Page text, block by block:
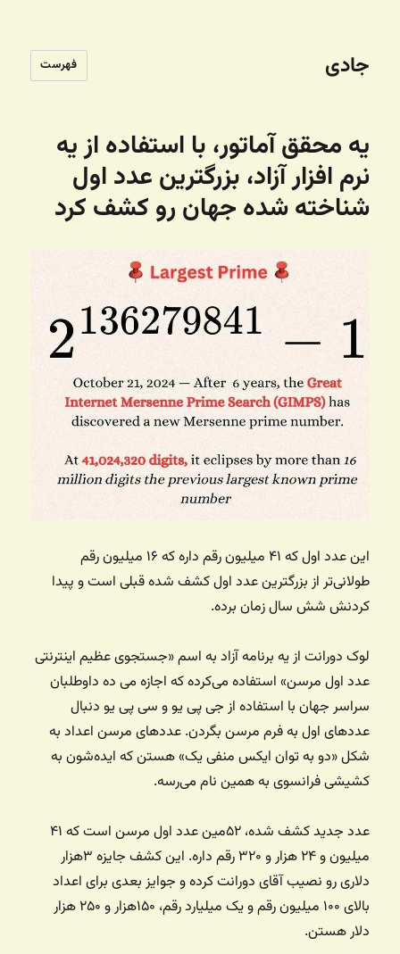
جادی فهرست
یه محقق آماتور، با استفاده از یه
نرم افزار آزاد، بزرگترین عدد اول
شناخته شده جهان رو کشف کرد
این عدد اول که ۴۱ میلیون رقم داره که ۱۶ میلیون رقم
طولانی‌تر از بزرگترین عدد اول کشف شده قبلی است و پیدا
کردنش شش سال زمان برده.
لوک دورانت از یه برنامه آزاد به اسم «جستجوی عظیم اینترنتی
عدد اول مرسن» استفاده می‌کرده که اجازه می ده داوطلبان
سراسر جهان با استفاده از جی پی یو و سی پی یو دنبال
عددهای اول به فرم مرسن بگردن. عددهای مرسن اعداد به
شکل «دو به توان ایکس منفی یک» هستن که ایده‌شون به
کشیشی فرانسوی به همین نام می‌رسه.
عدد جدید کشف شده، ۵۲مین عدد اول مرسن است که ۴۱
میلیون و ۲۴ هزار و ۳۲۰ رقم داره. این کشف جایزه ۳هزار
دلاری رو نصیب آقای دورانت کرده و جوایز بعدی برای اعداد
بالای ۱۰۰ میلیون رقم و یک میلیارد رقم، ۱۵۰هزار و ۲۵۰ هزار
دلار هستن.